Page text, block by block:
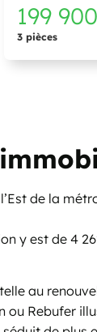
199
3 pièces
de la
y est de 4
au
Rebufer